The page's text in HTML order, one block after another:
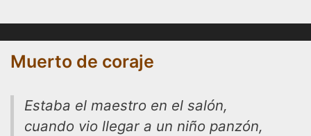
Muerto de coraje
Estaba el maestro en el salón,
cuando vio llegar a un niño panzón,